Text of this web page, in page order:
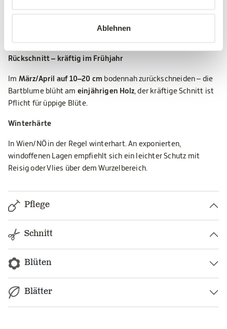
Ablehnen
Mit bis zu100 cm Wuchshöheist 'Grand Bleu'® für die
– mind.50 cm Ø Topf
Rückschnitt – kräftig im Frühjahr
Im März/April auf 10–20 cm bodennah zurückschneiden – die
Bartblume blüht am einjährigen Holz, der kräftige Schnitt ist
Pflicht für üppige Blüte.
Winterhärte
In Wien/NÖ in der Regel winterhart. An exponierten,
windoffenen Lagen empfiehlt sich ein leichter Schutz mit
Reisig oder Vlies über dem Wurzelbereich.
Pflege
Schnitt
Blüten
Blätter